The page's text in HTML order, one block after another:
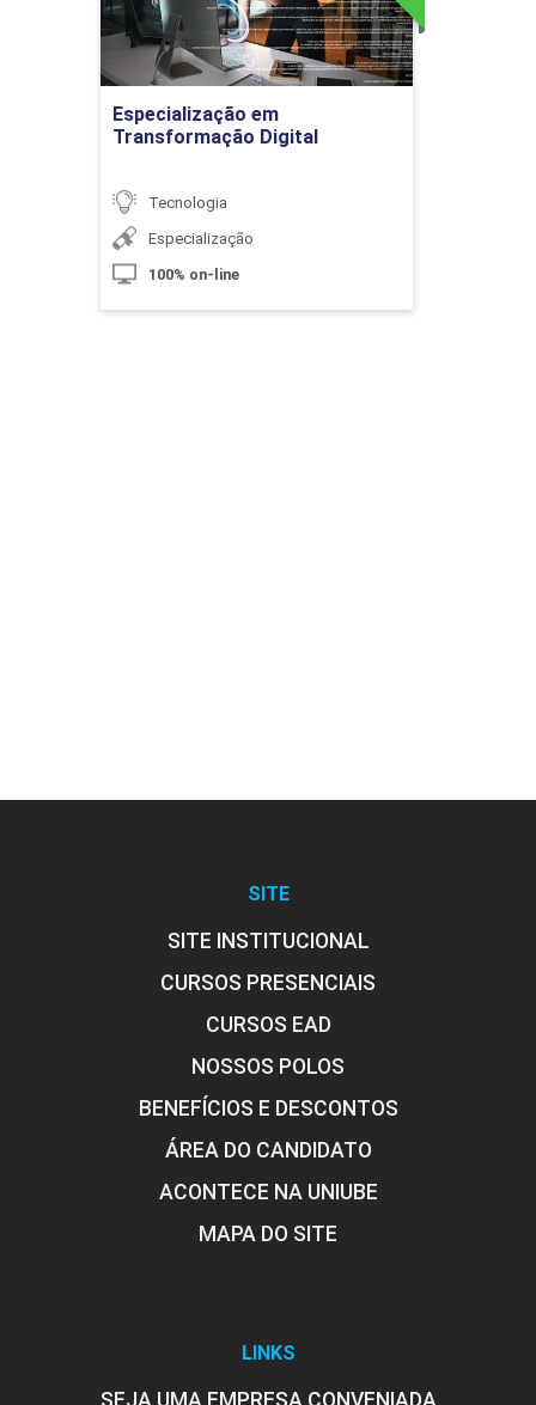
10h
Kanban
Especialização em
Transformação Digital
Tecnologia
Especialização
100% on-line
Ir para Inscrição
SITE
SITE INSTITUCIONAL
CURSOS PRESENCIAIS
CURSOS EAD
NOSSOS POLOS
BENEFÍCIOS E DESCONTOS
ÁREA DO CANDIDATO
ACONTECE NA UNIUBE
MAPA DO SITE
LINKS